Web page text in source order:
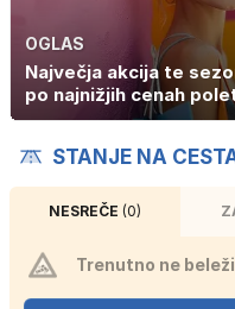
OGLAS
Največja akcija te
po najnižjih cenah
STANJE NA
NESREČE (0)
Trenutno ne